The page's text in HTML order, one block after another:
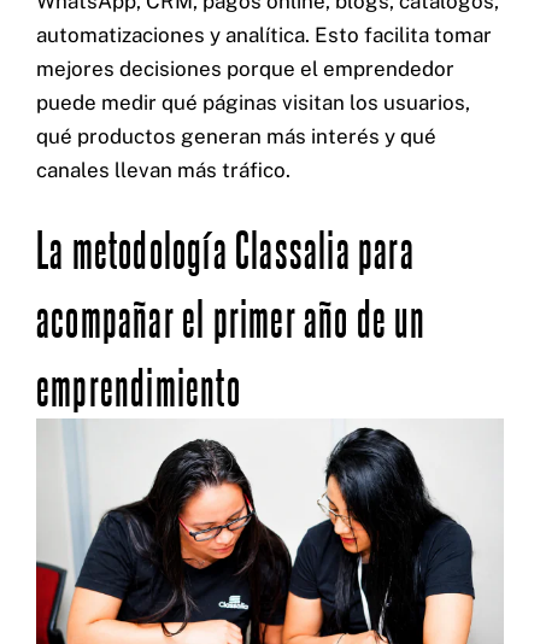
automatizaciones y analítica. Esto facilita tomar
mejores decisiones porque el emprendedor
puede medir qué páginas visitan los usuarios,
qué productos generan más interés y qué
canales llevan más tráfico.
La metodología Classalia para
acompañar el primer año de un
emprendimiento